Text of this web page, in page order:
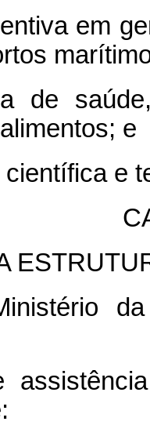
em
de
e
científica e
da